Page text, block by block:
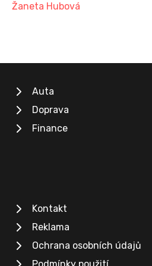
Žaneta Hubová
Auta
Doprava
Finance
Kontakt
Reklama
Ochrana osobních údajů